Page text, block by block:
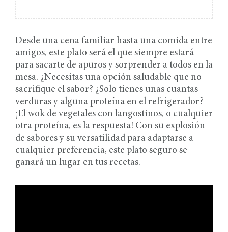
Desde una cena familiar hasta una comida entre
amigos, este plato será el que siempre estará
para sacarte de apuros y sorprender a todos en la
mesa. ¿Necesitas una opción saludable que no
sacrifique el sabor? ¿Solo tienes unas cuantas
verduras y alguna proteína en el refrigerador?
¡El wok de vegetales con langostinos, o cualquier
otra proteína, es la respuesta! Con su explosión
de sabores y su versatilidad para adaptarse a
cualquier preferencia, este plato seguro se
ganará un lugar en tus recetas.